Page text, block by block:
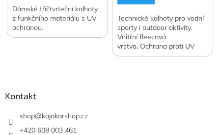
Dámské tříčtvrteční kalhoty
z funkčního materiálu s UV
ochranou.
Technické kalhoty pro vodní
sporty i outdoor aktivity.
Vnitřní fleecová
vrstva. Ochrana proti UV
záření.
Kontakt
shop@kajakarshop.cz
+420 608 003 461